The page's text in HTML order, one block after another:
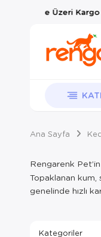
TL ve Üzeri Kargo
Ana Sayfa
Rengarenk Pet’in
Topaklanan kum,
genelinde hızlı
Kategoriler